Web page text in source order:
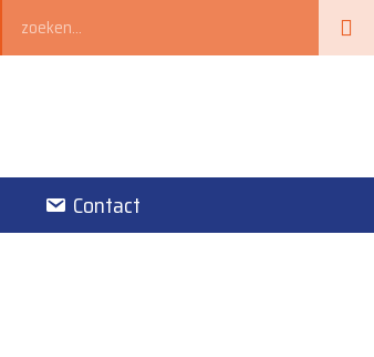
Zoeken
Contact